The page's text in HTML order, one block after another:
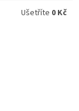
Ušetříte 0 Kč